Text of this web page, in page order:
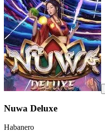
Nuwa Deluxe
Habanero